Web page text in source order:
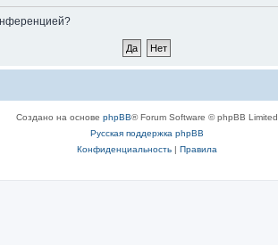
Создано на основе phpBB® Forum Software © phpBB Limited
Русская поддержка phpBB
Конфиденциальность| Правила